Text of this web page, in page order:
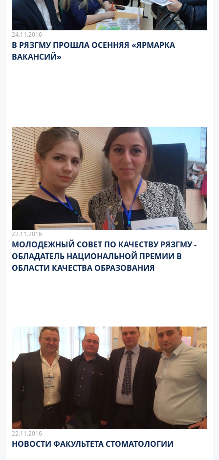
24.11.2016
В РЯЗГМУ ПРОШЛА ОСЕННЯЯ «ЯРМАРКА
ВАКАНСИЙ»
22.11.2016
МОЛОДЕЖНЫЙ СОВЕТ ПО КАЧЕСТВУ РЯЗГМУ -
ОБЛАДАТЕЛЬ НАЦИОНАЛЬНОЙ ПРЕМИИ В
ОБЛАСТИ КАЧЕСТВА ОБРАЗОВАНИЯ
22.11.2016
НОВОСТИ ФАКУЛЬТЕТА СТОМАТОЛОГИИ